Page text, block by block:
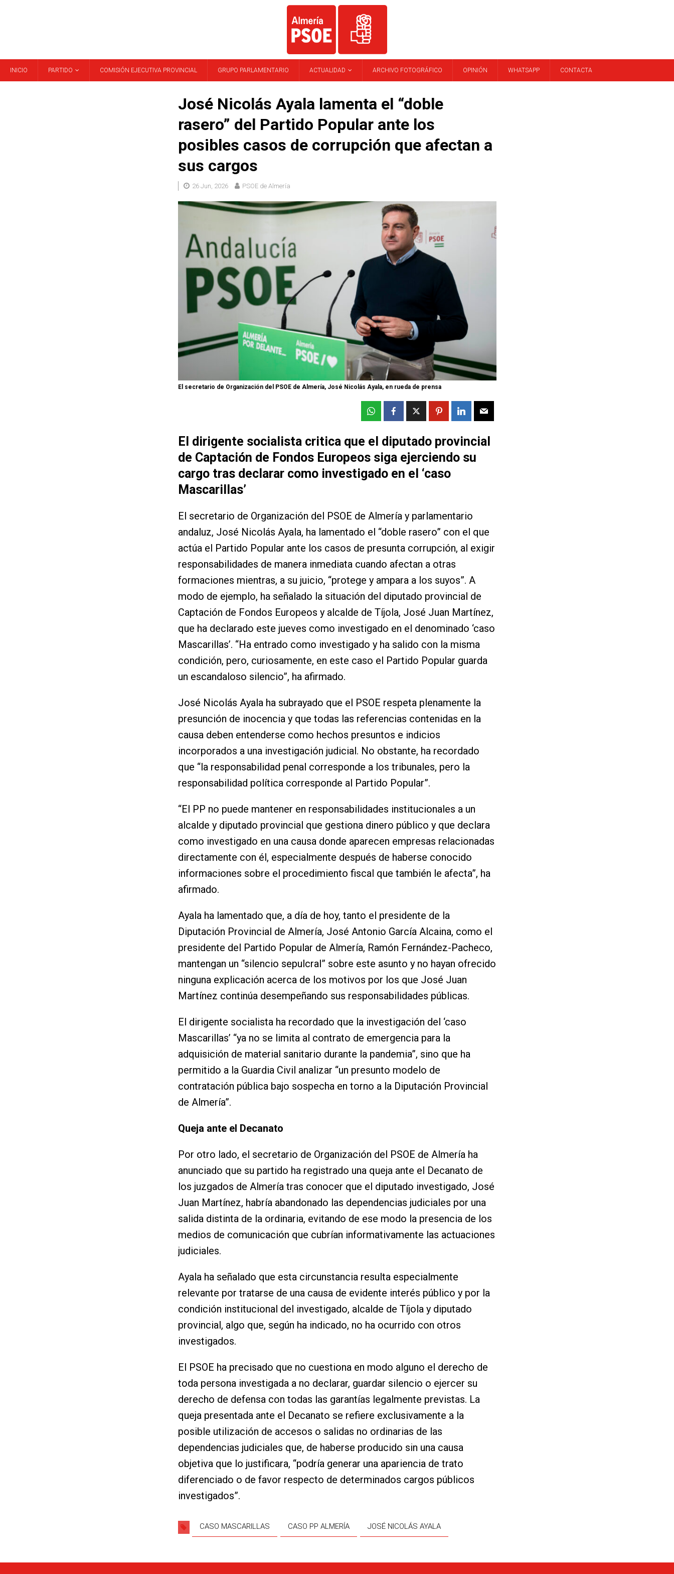
INICIO PARTIDO COMISIÓN EJECUTIVA PROVINCIAL GRUPO PARLAMENTARIO ACTUALIDAD ARCHIVO FOTOGRÁFICO OPINIÓN WHATSAPP CONTACTA
José Nicolás Ayala lamenta el “doble
rasero” del Partido Popular ante los
posibles casos de corrupción que afectan a
sus cargos
26 Jun, 2026 PSOE de Almería
El secretario de Organización del PSOE de Almería, José Nicolás Ayala, en rueda de prensa
El dirigente socialista critica que el diputado provincial
de Captación de Fondos Europeos siga ejerciendo su
cargo tras declarar como investigado en el ‘caso
Mascarillas’
El secretario de Organización del PSOE de Almería y parlamentario
andaluz, José Nicolás Ayala, ha lamentado el “doble rasero” con el que
actúa el Partido Popular ante los casos de presunta corrupción, al exigir
responsabilidades de manera inmediata cuando afectan a otras
formaciones mientras, a su juicio, “protege y ampara a los suyos”. A
modo de ejemplo, ha señalado la situación del diputado provincial de
Captación de Fondos Europeos y alcalde de Tíjola, José Juan Martínez,
que ha declarado este jueves como investigado en el denominado ‘caso
Mascarillas’. “Ha entrado como investigado y ha salido con la misma
condición, pero, curiosamente, en este caso el Partido Popular guarda
un escandaloso silencio”, ha afirmado.
José Nicolás Ayala ha subrayado que el PSOE respeta plenamente la
presunción de inocencia y que todas las referencias contenidas en la
causa deben entenderse como hechos presuntos e indicios
incorporados a una investigación judicial. No obstante, ha recordado
que “la responsabilidad penal corresponde a los tribunales, pero la
responsabilidad política corresponde al Partido Popular”.
“El PP no puede mantener en responsabilidades institucionales a un
alcalde y diputado provincial que gestiona dinero público y que declara
como investigado en una causa donde aparecen empresas relacionadas
directamente con él, especialmente después de haberse conocido
informaciones sobre el procedimiento fiscal que también le afecta”, ha
afirmado.
Ayala ha lamentado que, a día de hoy, tanto el presidente de la
Diputación Provincial de Almería, José Antonio García Alcaina, como el
presidente del Partido Popular de Almería, Ramón Fernández-Pacheco,
mantengan un “silencio sepulcral” sobre este asunto y no hayan ofrecido
ninguna explicación acerca de los motivos por los que José Juan
Martínez continúa desempeñando sus responsabilidades públicas.
El dirigente socialista ha recordado que la investigación del ‘caso
Mascarillas’ “ya no se limita al contrato de emergencia para la
adquisición de material sanitario durante la pandemia”, sino que ha
permitido a la Guardia Civil analizar “un presunto modelo de
contratación pública bajo sospecha en torno a la Diputación Provincial
de Almería”.
Queja ante el Decanato
Por otro lado, el secretario de Organización del PSOE de Almería ha
anunciado que su partido ha registrado una queja ante el Decanato de
los juzgados de Almería tras conocer que el diputado investigado, José
Juan Martínez, habría abandonado las dependencias judiciales por una
salida distinta de la ordinaria, evitando de ese modo la presencia de los
medios de comunicación que cubrían informativamente las actuaciones
judiciales.
Ayala ha señalado que esta circunstancia resulta especialmente
relevante por tratarse de una causa de evidente interés público y por la
condición institucional del investigado, alcalde de Tíjola y diputado
provincial, algo que, según ha indicado, no ha ocurrido con otros
investigados.
El PSOE ha precisado que no cuestiona en modo alguno el derecho de
toda persona investigada a no declarar, guardar silencio o ejercer su
derecho de defensa con todas las garantías legalmente previstas. La
queja presentada ante el Decanato se refiere exclusivamente a la
posible utilización de accesos o salidas no ordinarias de las
dependencias judiciales que, de haberse producido sin una causa
objetiva que lo justificara, “podría generar una apariencia de trato
diferenciado o de favor respecto de determinados cargos públicos
investigados”.
CASO MASCARILLAS CASO PP ALMERÍA JOSÉ NICOLÁS AYALA